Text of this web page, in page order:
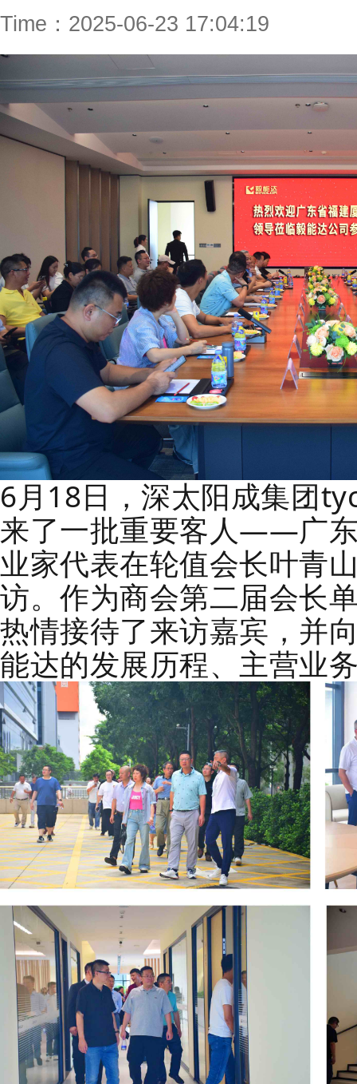
Time：2025-06-23 17:04:19
6月18日，深太阳成集团
来了一批重要客人——广
业家代表在轮值会长叶青
访。作为商会第二届会长
热情接待了来访嘉宾，并
能达的发展历程、主营业